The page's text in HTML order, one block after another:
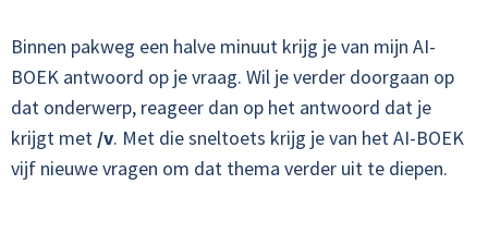
Binnen pakweg een halve minuut krijg je van mijn AI-
BOEK antwoord op je vraag. Wil je verder doorgaan op
dat onderwerp, reageer dan op het antwoord dat je
krijgt met /v. Met die sneltoets krijg je van het AI-BOEK
vijf nieuwe vragen om dat thema verder uit te diepen.